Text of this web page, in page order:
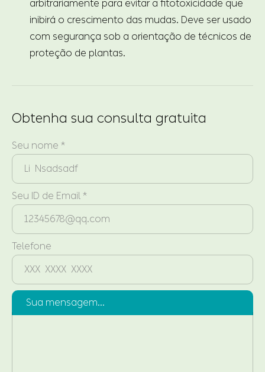
arbitrariamente para evitar a fitotoxicidade que
inibirá o crescimento das mudas. Deve ser usado
com segurança sob a orientação de técnicos de
proteção de plantas.
Obtenha sua consulta gratuita
Seu nome *
Seu ID de Email *
Telefone
Sua mensagem...